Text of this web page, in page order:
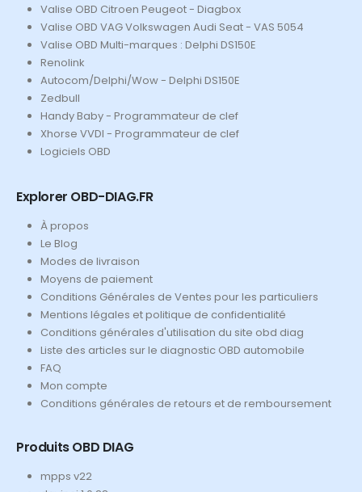
Valise OBD Citroen Peugeot - Diagbox
Valise OBD VAG Volkswagen Audi Seat - VAS 5054
Valise OBD Multi-marques : Delphi DS150E
Renolink
Autocom/Delphi/Wow - Delphi DS150E
Zedbull
Handy Baby - Programmateur de clef
Xhorse VVDI - Programmateur de clef
Logiciels OBD
Explorer OBD-DIAG.FR
À propos
Le Blog
Modes de livraison
Moyens de paiement
Conditions Générales de Ventes pour les particuliers
Mentions légales et politique de confidentialité
Conditions générales d'utilisation du site obd diag
Liste des articles sur le diagnostic OBD automobile
FAQ
Mon compte
Conditions générales de retours et de remboursement
Produits OBD DIAG
mpps v22